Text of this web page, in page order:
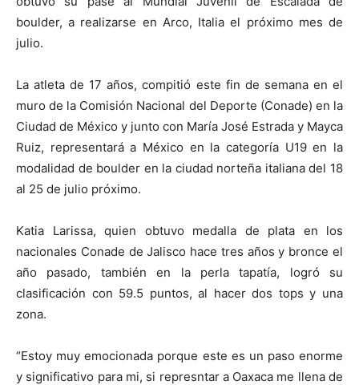
boulder, a realizarse en Arco, Italia el próximo mes de
julio.
La atleta de 17 años, compitió este fin de semana en el
muro de la Comisión Nacional del Deporte (Conade) en la
Ciudad de México y junto con María José Estrada y Mayca
Ruiz, representará a México en la categoría U19 en la
modalidad de boulder en la ciudad norteña italiana del 18
al 25 de julio próximo.
Katia Larissa, quien obtuvo medalla de plata en los
nacionales Conade de Jalisco hace tres años y bronce el
año pasado, también en la perla tapatía, logró su
clasificación con 59.5 puntos, al hacer dos tops y una
zona.
“Estoy muy emocionada porque este es un paso enorme
y significativo para mi, si represntar a Oaxaca me llena de